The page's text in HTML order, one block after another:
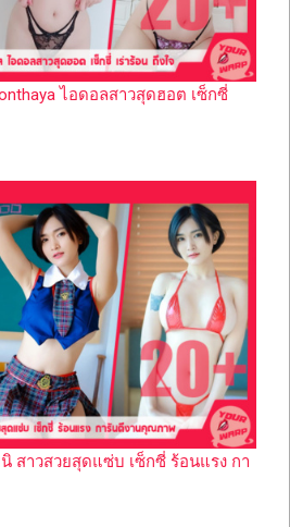
ไอดอลสาวสุดฮอต เซ็กซี่
สาวสวยสุดแซ่บ เซ็กซี่ ร้อนแรง กา